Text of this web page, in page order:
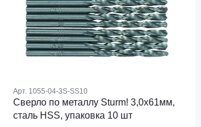
Арт. 1055-04-3S-SS10
Сверло по металлу Sturm! 3,0х61мм,
сталь HSS, упаковка 10 шт